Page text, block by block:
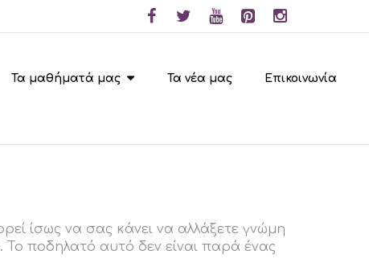
Τα μαθήματά μας Τα νέα μας Επικοινωνία
ίσως να σας κάνει να αλλάξετε γνώμη
To ποδηλατό αυτό δεν είναι παρά ένας